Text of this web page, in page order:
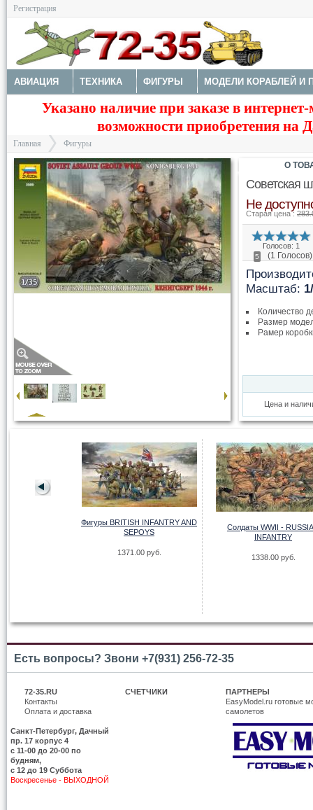
Регистрация
АВИАЦИЯ ТЕХНИКА ФИГУРЫ МОДЕЛИ КОРАБЛЕЙ И
ДОПОЛНЕНИЯ КРАСКИ И ИНСТРУМЕНТЫ
Указано наличие при заказе в
возможности приобретения на
Главная
>
Фигуры
Советская
Не
Старая цена :
Голосов: 1
5 (1 Голосов)
Масштаб:
Количество
Размер
Рамер
Цена и
О
Фигуры BRITISH INFANTRY AND
SEPOYS
1371.00 руб.
Солдаты WWII -
INFANTRY
1338.00 руб.
Есть вопросы? Звони +7(931) 256-72-35
72-35.RU
Контакты
Оплата и доставка
Санкт-Петербург, Дачный
пр. 17 корпус 4
c 11-00 до 20-00 по
будням,
с 12 до 19 Суббота
Воскресенье - ВЫХОДНОЙ
СЧЕТЧИКИ
ПАРТНЕРЫ
EasyModel.ru готовые
самолетов